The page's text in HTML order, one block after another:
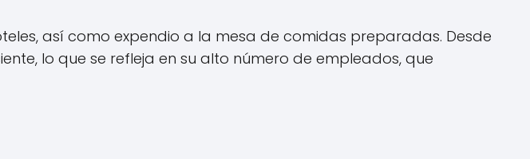
así como expendio a la mesa de comidas preparadas. Desde
lo que se refleja en su alto número de empleados, que